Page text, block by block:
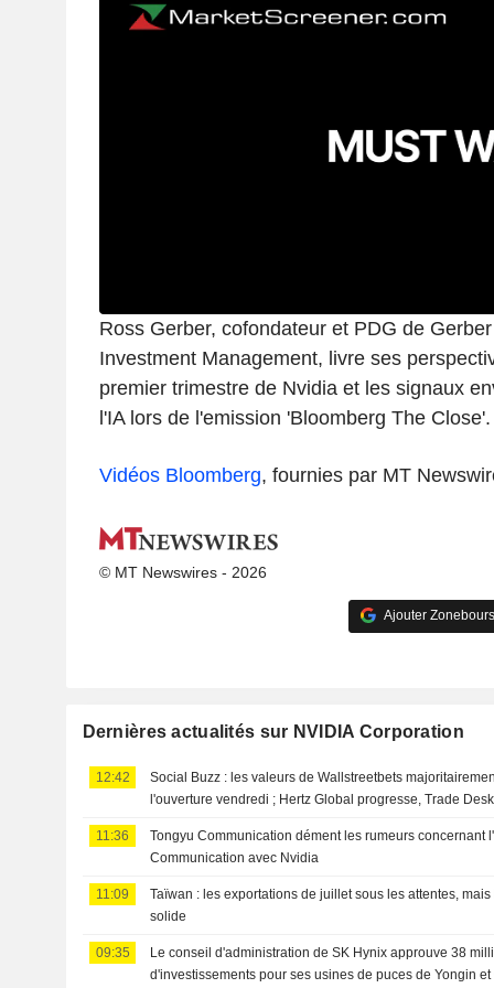
Ross Gerber, cofondateur et PDG de
Investment Management, livre ses
premier trimestre de Nvidia et les signaux
l'IA lors de l'emission 'Bloomberg The Close'.
Vidéos Bloomberg, fournies par MT
© MT Newswires - 2026
Ajouter
Dernières actualités sur NVIDIA Corporation
12:42
Social Buzz : les valeurs de Wallstreetbets
l'ouverture vendredi ; Hertz Global progresse, Trade
11:36
Tongyu Communication dément les rumeurs concernant
Communication avec Nvidia
11:09
Taïwan : les exportations de juillet sous les attentes,
solide
09:35
Le conseil d'administration de SK Hynix approuve 38
d'investissements pour ses usines de puces de Yongin